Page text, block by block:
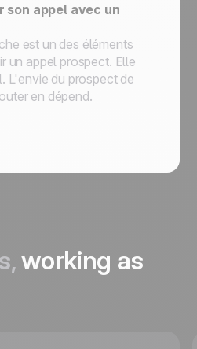
son appel avec un
est un des éléments
un appel prospect. Elle
L'envie du prospect de
en dépend.
working as